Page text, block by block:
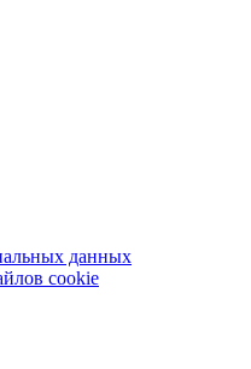
данных
cookie